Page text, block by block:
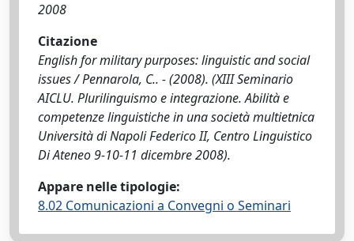
2008
Citazione
English for military purposes: linguistic and social
issues / Pennarola, C.. - (2008). (XIII Seminario
AICLU. Plurilinguismo e integrazione. Abilità e
competenze linguistiche in una società multietnica
Università di Napoli Federico II, Centro Linguistico
Di Ateneo 9-10-11 dicembre 2008).
Appare nelle tipologie:
8.02 Comunicazioni a Convegni o Seminari